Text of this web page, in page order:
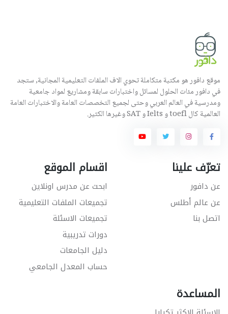
موقع دافور هو مكتبة متكاملة تحوي الاف الملفات التعليمية المجانية, ستجد
في دافور مئات الحلول لمسائل واختبارات سابقة ومشاريع لمواد جامعية
ومدرسية في العالم العربي وحتى لجميع التخصصات العامة والاختبارات العامة
العالمية كال toefl و Ielts و SAT وغيرها الكثير.
تعرّف علينا
عن دافور
عن عالم أطلس
اتصل بنا
اقسام الموقع
ابحث عن مدرس اونلاين
تجميعات الملفات التعليمية
تجميعات الاسئلة
دورات تدريبية
دليل الجامعات
حساب المعدل الجامعي
المساعدة